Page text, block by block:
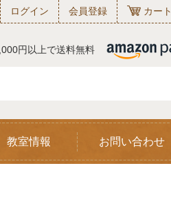
ログイン 会員登録 カート
円以上で送料無料
教室情報 お問い合わせ